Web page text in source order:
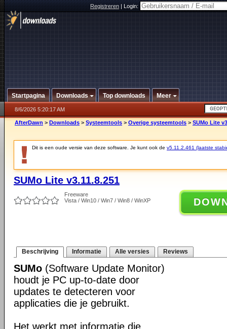
Registreren|Login:
Startpagina Downloads Top downloads Meer
8/6/2026 5:20:17 AM
AfterDawn > Downloads > Systeemtools > Overige systeemtools > SUMo Lite
Dit is een oude versie van deze software. Je kunt ook de v5.11.2.461 (laatste
SUMo Lite v3.11.8.251
Freeware
Vista / Win10 / Win7 / Win8 / WinXP
Beschrijving Informatie Alle versies Reviews
SUMo (Software Update Monitor)
houdt je PC up-to-date door
updates te detecteren voor
applicaties die je gebruikt.
Het werkt met informatie die